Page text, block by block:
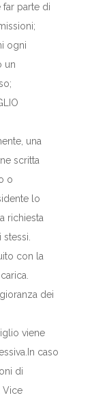
parte di
ogni
un
una
scritta
o
lo
richiesta
con la
dei
viene
caso
di
Vice